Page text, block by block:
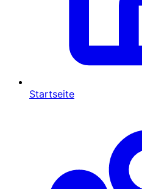
Startseite